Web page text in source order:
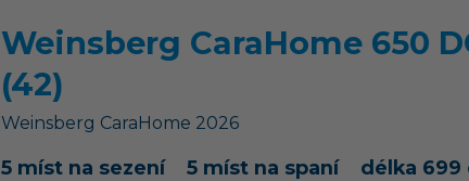
Weinsberg CaraHome 650
(42)
Weinsberg CaraHome 2026
5 míst na sezení 5 míst na spaní délka 699